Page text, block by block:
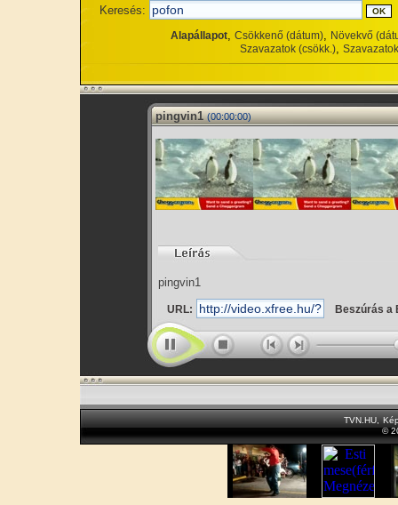
Keresés:
Alapállapot, Csökkenő (dátum), Növekvő
Szavazatok (csökk.),
pingvin1 (00:00:00)
pingvin1
URL: Beszúrás a
TVN.HU
©